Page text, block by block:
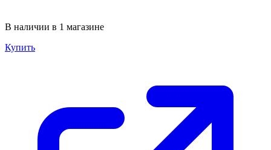
В наличии в 1 магазине
Купить